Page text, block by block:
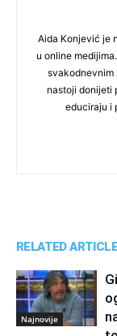
Aida Konjević je
u online
svakodnevnim
nastoji donijeti
educiraju i
RELATED
Najnovije